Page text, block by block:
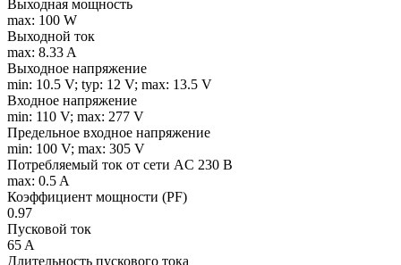
Выходная мощность
max: 100 W
Выходной ток
max: 8.33 A
Выходное напряжение
min: 10.5 V; typ: 12 V; max: 13.5 V
Входное напряжение
min: 110 V; max: 277 V
Предельное входное напряжение
min: 100 V; max: 305 V
Потребляемый ток от сети AC 230 В
max: 0.5 A
Коэффициент мощности (PF)
0.97
Пусковой ток
65 A
Длительность пускового тока